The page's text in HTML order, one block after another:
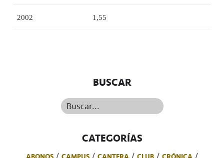
2002 1,55
BUSCAR
Buscar...
CATEGORÍAS